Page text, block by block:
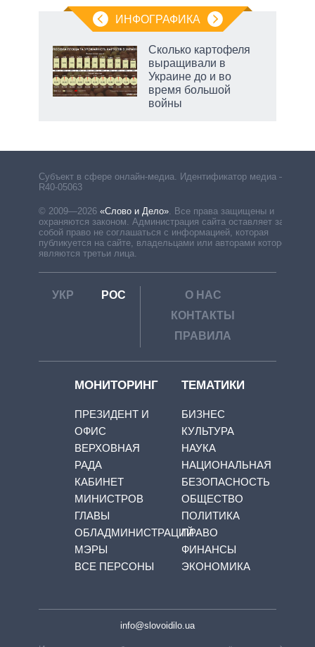
ИНФОГРАФИКА
Сколько картофеля
выращивали в
Украине до и во
время большой
войны
Субъект в сфере онлайн-медиа. Идентификатор медиа –
R40-05063
© 2009—2026 «Слово и Дело»
Все права защищены и
охраняются законом. Администрация сайта оставляет за
собой право не соглашаться с информацией, которая
публикуется на сайте, владельцами или авторами которой
являются третьи лица.
УКР РОС
О НАС
КОНТАКТЫ
ПРАВИЛА
МОНИТОРИНГ
ПРЕЗИДЕНТ И
ОФИС
ВЕРХОВНАЯ
РАДА
КАБИНЕТ
МИНИСТРОВ
ГЛАВЫ
ОБЛАДМИНИСТРАЦИЙ
МЭРЫ
ВСЕ ПЕРСОНЫ
ТЕМАТИКИ
БИЗНЕС
КУЛЬТУРА
НАУКА
НАЦИОНАЛЬНАЯ
БЕЗОПАСНОСТЬ
ОБЩЕСТВО
ПОЛИТИКА
ПРАВО
ФИНАНСЫ
ЭКОНОМИКА
info@slovoidilo.ua